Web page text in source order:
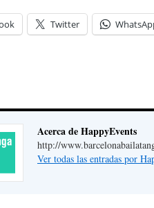
Twitter
Acerca de HappyEvents
http://
Ver todas las entradas por